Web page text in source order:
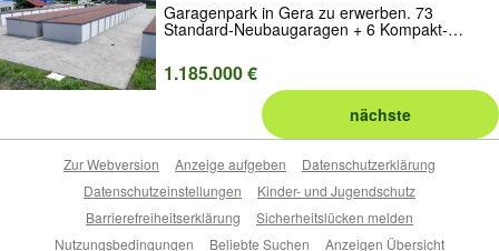
Garagenpark in Gera zu erwerben. 73
Standard-Neubaugaragen + 6 Kompakt-
Garagen als Kapitalanlage.
1.185.000 €
nächste
Zur Webversion Anzeige aufgeben
Datenschutzerklärung
Datenschutzeinstellungen
Kinder- und Jugendschutz
Barrierefreiheitserklärung
Sicherheitslücken melden
Nutzungsbedingungen
Beliebte Suchen Anzeigen Übersicht